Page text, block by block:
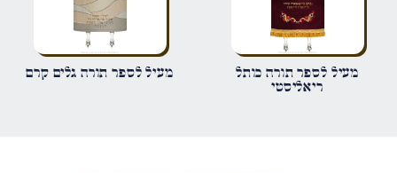
שמור בדפדפן זה את השם, האימייל והאתר שלי לפעם הבאה שאגיב.
מעיל לספר תורה כותל
ריאליסטי
מעיל לספר תורה גלים קרם